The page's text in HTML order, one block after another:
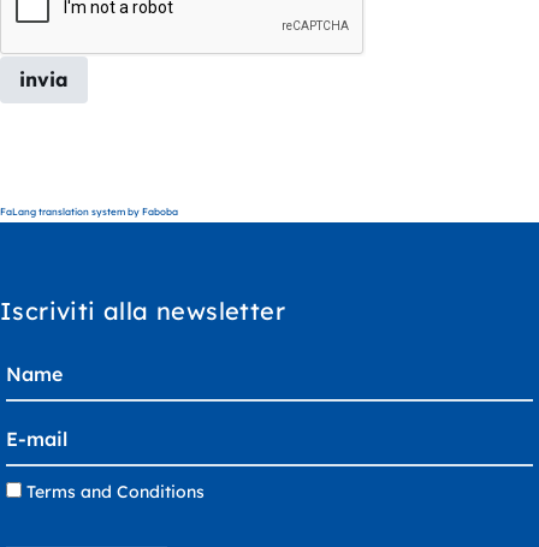
invia
FaLang translation system by Faboba
Iscriviti alla newsletter
Terms and Conditions